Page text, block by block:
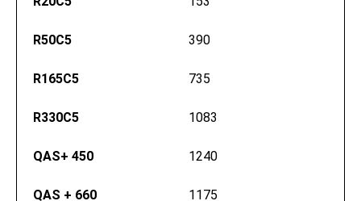
R50C5 390
R165C5 735
R330C5 1083
QAS+ 450 1240
QAS + 660 1175